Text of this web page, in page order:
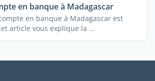
en banque à Madagascar
en banque à Madagascar est
article vous explique la ...